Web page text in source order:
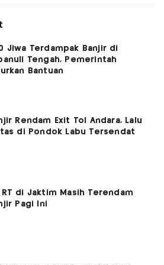
Jiwa Terdampak Banjir di
Tengah, Pemerintah
Bantuan
Rendam Exit Tol Andara, Lalu
di Pondok Labu Tersendat
RT di Jaktim Masih Terendam
Pagi Ini